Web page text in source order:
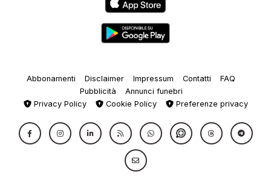
Abbonamenti Disclaimer Impressum Contatti
FAQ
Pubblicità
Annunci funebri
Privacy Policy
Cookie Policy Preferenze privacy